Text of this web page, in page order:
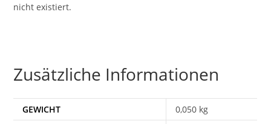
nicht existiert.
Zusätzliche Informationen
GEWICHT
0,050 kg